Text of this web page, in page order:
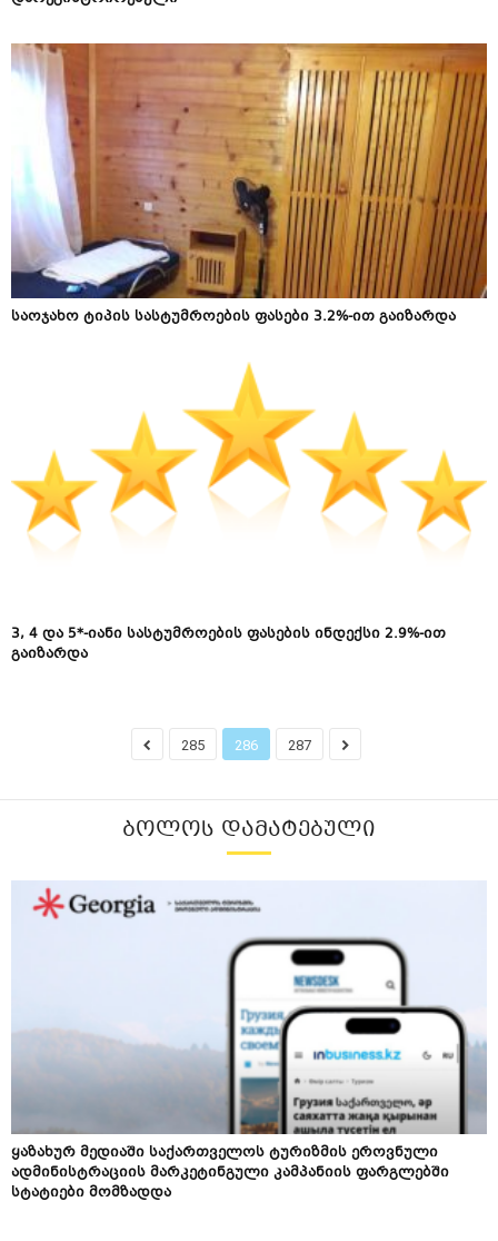
საოჯახო ტიპის სასტუმროების ფასები 3.2%-ით გაიზარდა
3, 4 და 5*-იანი სასტუმროების ფასების ინდექსი 2.9%-ით
გაიზარდა
285 286 287
ᲑᲝᲚᲝᲡ ᲓᲐᲛᲐᲢᲔᲑᲣᲚᲘ
ყაზახურ მედიაში საქართველოს ტურიზმის ეროვნული
ადმინისტრაციის მარკეტინგული კამპანიის ფარგლებში
სტატიები მომზადდა